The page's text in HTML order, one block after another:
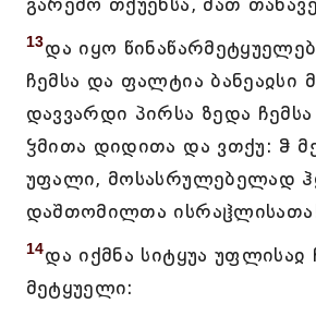
13და იყო
ჩემსა და ფალტია ბანეაჲსი
დავვარდი პირსა ზედა ჩემსა
ჴმითა დიდითა და ვთქუ: ჵ
უფალი, მოსასრულებელად
დაშთომილთა
14და იქმნა სიტყუა უფლისაჲ
მეტყუელი: